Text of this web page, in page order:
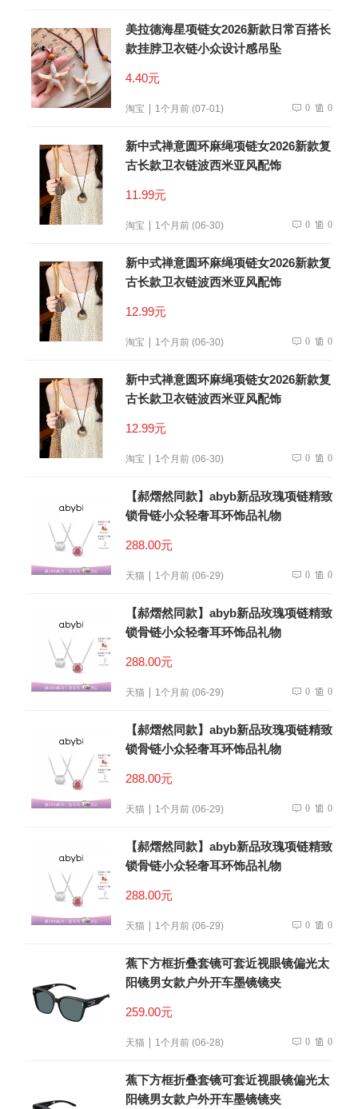
美拉德海星项链女2026新款日常百搭长
款挂脖卫衣链小众设计感吊坠
4.40元
淘宝 1个月前 (07-01) 0 0
新中式禅意圆环麻绳项链女2026新款复
古长款卫衣链波西米亚风配饰
11.99元
淘宝 1个月前 (06-30) 0 0
新中式禅意圆环麻绳项链女2026新款复
古长款卫衣链波西米亚风配饰
12.99元
淘宝 1个月前 (06-30) 0 0
新中式禅意圆环麻绳项链女2026新款复
古长款卫衣链波西米亚风配饰
12.99元
淘宝 1个月前 (06-30) 0 0
【郝熠然同款】abyb新品玫瑰项链精致
锁骨链小众轻奢耳环饰品礼物
288.00元
天猫 1个月前 (06-29) 0 0
【郝熠然同款】abyb新品玫瑰项链精致
锁骨链小众轻奢耳环饰品礼物
288.00元
天猫 1个月前 (06-29) 0 0
【郝熠然同款】abyb新品玫瑰项链精致
锁骨链小众轻奢耳环饰品礼物
288.00元
天猫 1个月前 (06-29) 0 0
【郝熠然同款】abyb新品玫瑰项链精致
锁骨链小众轻奢耳环饰品礼物
288.00元
天猫 1个月前 (06-29) 0 0
蕉下方框折叠套镜可套近视眼镜偏光太
阳镜男女款户外开车墨镜镜夹
259.00元
天猫 1个月前 (06-28) 0 0
蕉下方框折叠套镜可套近视眼镜偏光太
阳镜男女款户外开车墨镜镜夹